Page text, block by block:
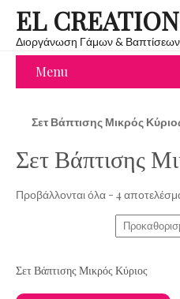
EL
Διοργάνωση Γάμων & Βαπτίσεων
Menu
Σετ Βάπτισης Μικρός
Σετ Βάπτισης
Προβάλλονται όλα - 4
Σετ Βάπτισης Μικρός Κύριος